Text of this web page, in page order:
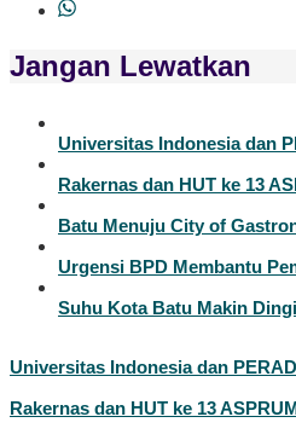
Jangan Lewatkan
Universitas Indonesia dan
Rakernas dan HUT ke 13
Batu Menuju City of
Urgensi BPD Membantu
Suhu Kota Batu Makin
Universitas Indonesia dan
Rakernas dan HUT ke 13